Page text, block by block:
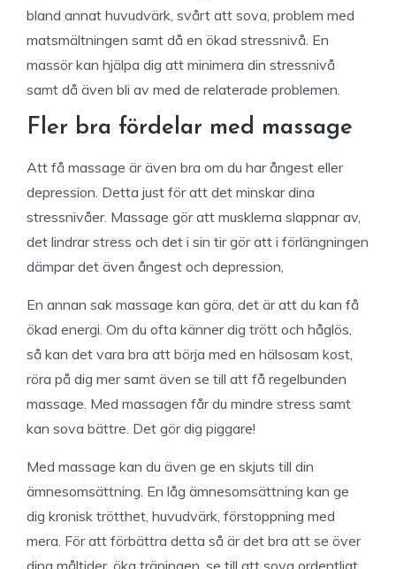
bland annat huvudvärk, svårt att sova, problem med
matsmältningen samt då en ökad stressnivå. En
massör kan hjälpa dig att minimera din stressnivå
samt då även bli av med de relaterade problemen.
Fler bra fördelar med massage
Att få massage är även bra om du har ångest eller
depression. Detta just för att det minskar dina
stressnivåer. Massage gör att musklerna slappnar av,
det lindrar stress och det i sin tir gör att i förlängningen
dämpar det även ångest och depression,
En annan sak massage kan göra, det är att du kan få
ökad energi. Om du ofta känner dig trött och håglös,
så kan det vara bra att börja med en hälsosam kost,
röra på dig mer samt även se till att få regelbunden
massage. Med massagen får du mindre stress samt
kan sova bättre. Det gör dig piggare!
Med massage kan du även ge en skjuts till din
ämnesomsättning. En låg ämnesomsättning kan ge
dig kronisk trötthet, huvudvärk, förstoppning med
mera. För att förbättra detta så är det bra att se över
dina måltider, öka träningen, se till att sova ordentligt